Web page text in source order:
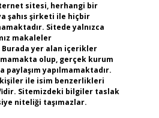
sitesi, herhangi bir
şahıs şirketi ile hiçbir
Sitede yalnızca
makaleler
Burada yer alan içerikler
olup, gerçek kurum
paylaşım yapılmamaktadır.
ile isim benzerlikleri
Sitemizdeki bilgiler taslak
niteliği taşımazlar.